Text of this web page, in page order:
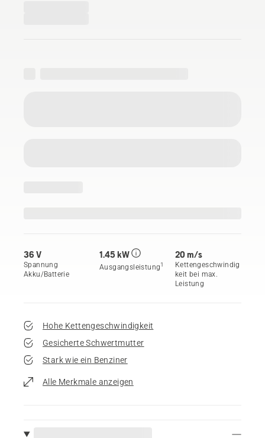
36 V
Spannung
Akku/Batterie
1.45 kW
Ausgangsleistung1
20 m/s
Kettengeschwindig
keit bei max.
Leistung
Hohe Kettengeschwindigkeit
Gesicherte Schwertmutter
Stark wie ein Benziner
Alle Merkmale anzeigen